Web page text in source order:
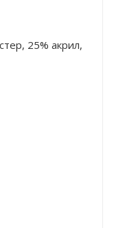
25% акрил,